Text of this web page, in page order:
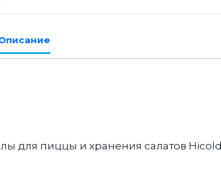
камень
для пиццы и хранения салатов Hicold